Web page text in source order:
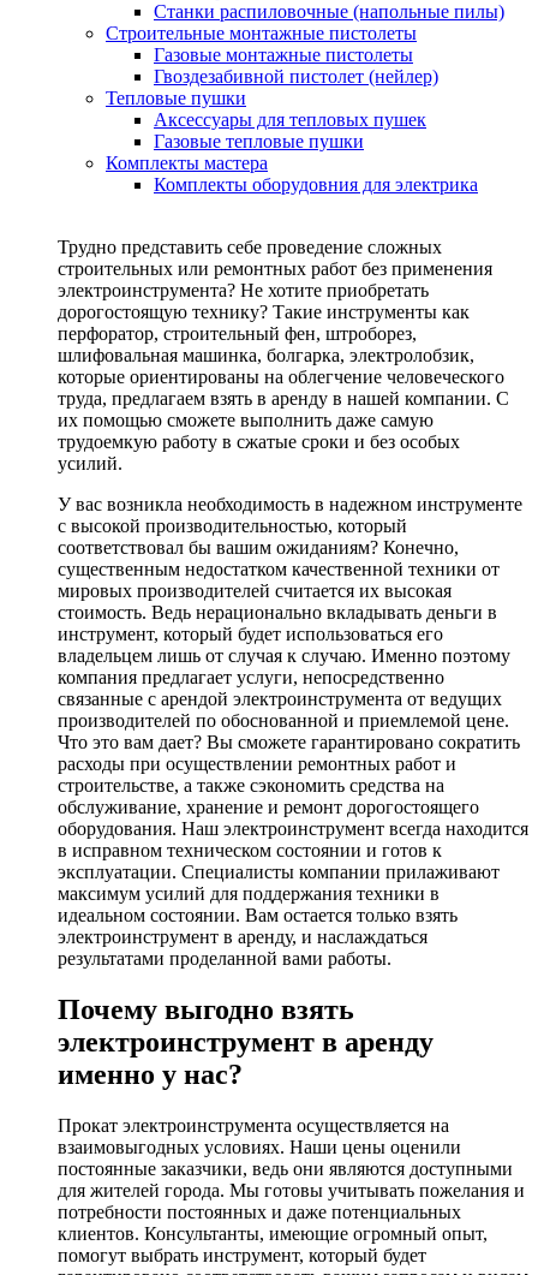
Станки распиловочные (напольные пилы)
Строительные монтажные пистолеты
Газовые монтажные пистолеты
Гвоздезабивной пистолет (нейлер)
Тепловые пушки
Аксессуары для тепловых пушек
Газовые тепловые пушки
Комплекты мастера
Комплекты оборудовния для электрика
Трудно представить себе проведение сложных
строительных или ремонтных работ без применения
электроинструмента? Не хотите приобретать
дорогостоящую технику? Такие инструменты как
перфоратор, строительный фен, штроборез,
шлифовальная машинка, болгарка, электролобзик,
которые ориентированы на облегчение человеческого
труда, предлагаем взять в аренду в нашей компании. С
их помощью сможете выполнить даже самую
трудоемкую работу в сжатые сроки и без особых
усилий.
У вас возникла необходимость в надежном инструменте
с высокой производительностью, который
соответствовал бы вашим ожиданиям? Конечно,
существенным недостатком качественной техники от
мировых производителей считается их высокая
стоимость. Ведь нерационально вкладывать деньги в
инструмент, который будет использоваться его
владельцем лишь от случая к случаю. Именно поэтому
компания предлагает услуги, непосредственно
связанные с арендой электроинструмента от ведущих
производителей по обоснованной и приемлемой цене.
Что это вам дает? Вы сможете гарантировано сократить
расходы при осуществлении ремонтных работ и
строительстве, а также сэкономить средства на
обслуживание, хранение и ремонт дорогостоящего
оборудования. Наш электроинструмент всегда находится
в исправном техническом состоянии и готов к
эксплуатации. Специалисты компании прилаживают
максимум усилий для поддержания техники в
идеальном состоянии. Вам остается только взять
электроинструмент в аренду, и наслаждаться
результатами проделанной вами работы.
Почему выгодно взять
электроинструмент в аренду
именно у нас?
Прокат электроинструмента осуществляется на
взаимовыгодных условиях. Наши цены оценили
постоянные заказчики, ведь они являются доступными
для жителей города. Мы готовы учитывать пожелания и
потребности постоянных и даже потенциальных
клиентов. Консультанты, имеющие огромный опыт,
помогут выбрать инструмент, который будет